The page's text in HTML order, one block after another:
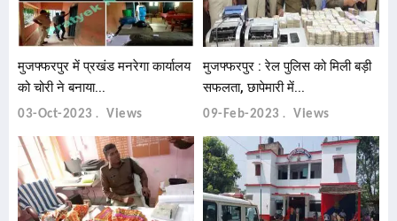
मुजफ्फरपुर में प्रखंड मनरेगा कार्यालय
को चोरी ने बनाया...
03-Oct-2023 Views
मुजफ्फरपुर : रेल पुलिस को मिली बड़ी
सफलता, छापेमारी में...
09-Feb-2023 Views